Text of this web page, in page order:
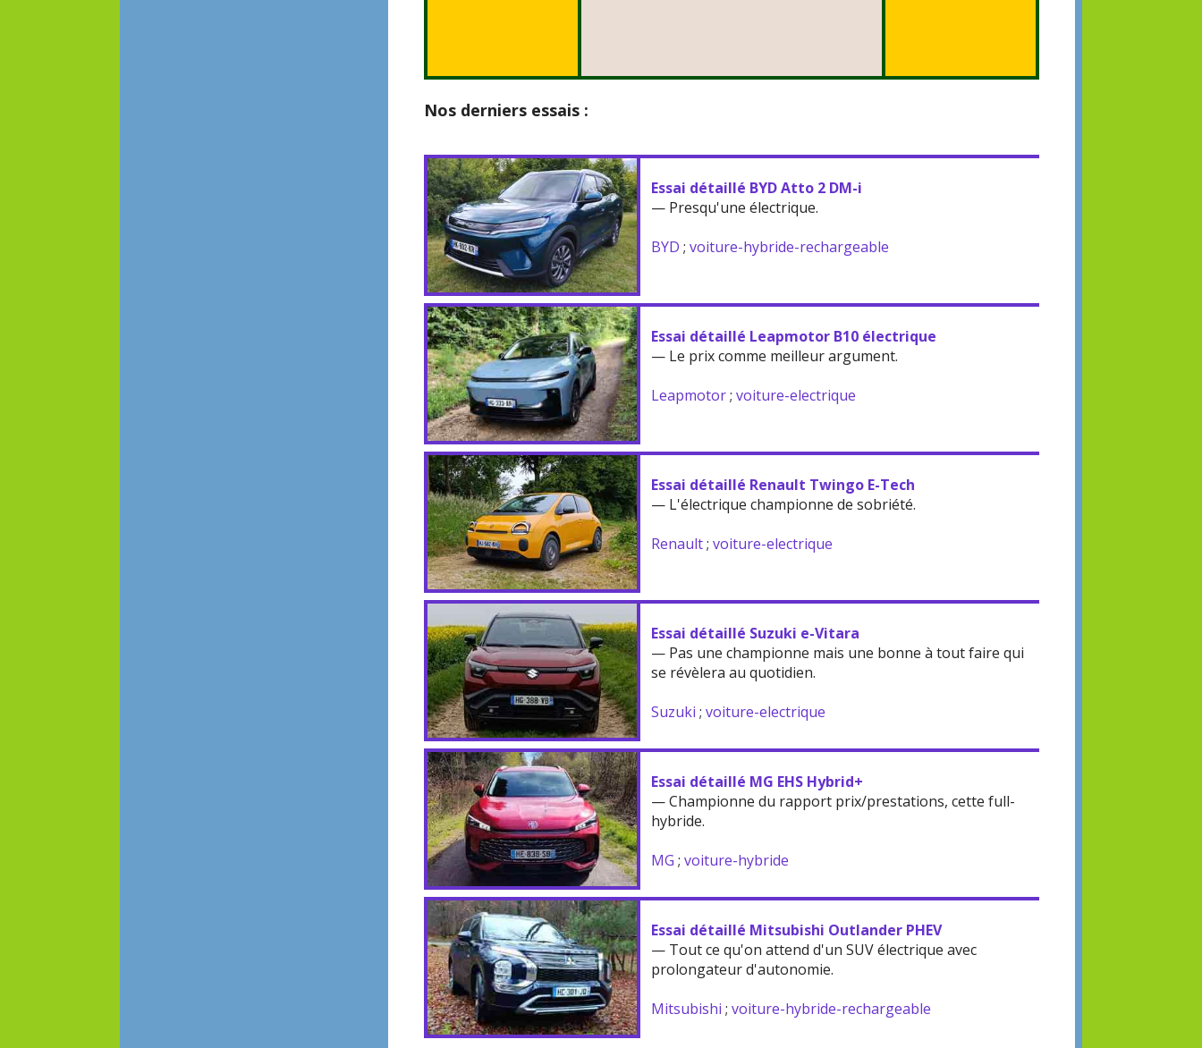
Nos derniers essais :
Essai détaillé BYD Atto 2 DM-i
— Presqu'une électrique.
BYD ;voiture-hybride-rechargeable
Essai détaillé Leapmotor B10 électrique
— Le prix comme meilleur argument.
Leapmotor;voiture-electrique
Essai détaillé Renault Twingo E-Tech
— L'électrique championne de sobriété.
Renault;voiture-electrique
Essai détaillé Suzuki e-Vitara
— Pas une championne mais une bonne à tout faire qui
se révèlera au quotidien.
Suzuki ;voiture-electrique
Essai détaillé MG EHS Hybrid+
— Championne du rapport prix/prestations, cette full-
hybride.
MG ;voiture-hybride
Essai détaillé Mitsubishi Outlander PHEV
— Tout ce qu'on attend d'un SUV électrique avec
prolongateur d'autonomie.
Mitsubishi ;voiture-hybride-rechargeable